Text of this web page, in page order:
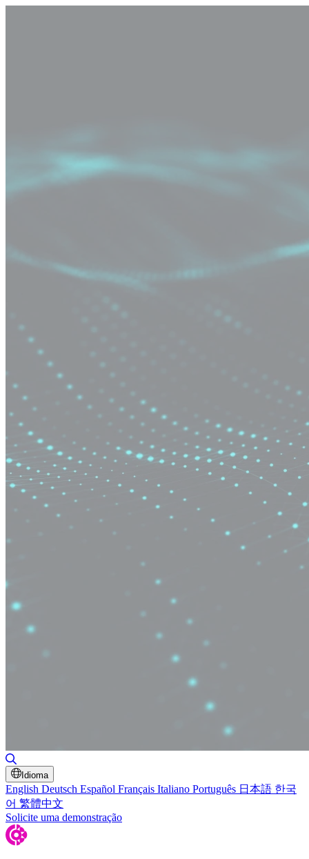
Idioma
English Deutsch Español Français Italiano Português 日本語 한국
어 繁體中文
Solicite uma demonstração